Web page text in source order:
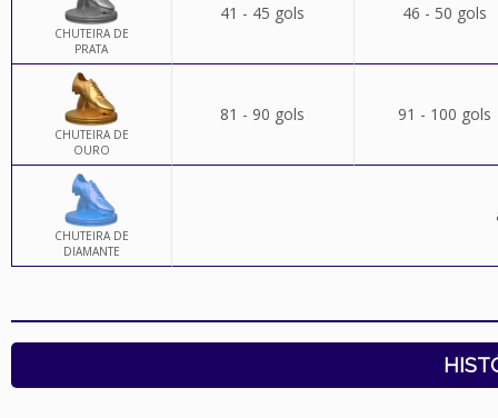
CHUTEIRA DE
PRATA
41 - 45 gols 46 - 50 gols
CHUTEIRA DE
OURO
81 - 90 gols 91 - 100 gols
CHUTEIRA DE
DIAMANTE